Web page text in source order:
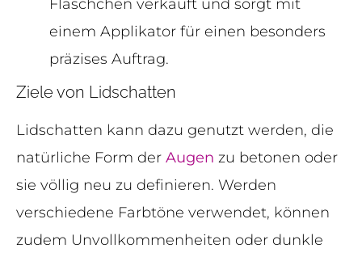
Fläschchen verkauft und sorgt mit
einem Applikator für einen besonders
präzises Auftrag.
Ziele von Lidschatten
Lidschatten kann dazu genutzt werden, die
natürliche Form der Augen zu betonen oder
sie völlig neu zu definieren. Werden
verschiedene Farbtöne verwendet, können
zudem Unvollkommenheiten oder dunkle